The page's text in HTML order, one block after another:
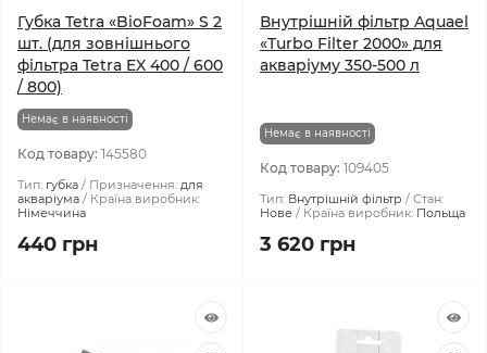
Губка Tetra «BioFoam» S 2
шт. (для зовнішнього
фільтра Tetra EX 400 / 600
/ 800)
Немає в наявності
Код товару: 145580
Тип: губка Призначення: для
акваріума
Країна виробник:
Німеччина
440 грн
Внутрішній фільтр Aquael
«Turbo Filter 2000» для
акваріуму 350-500 л
Немає в наявності
Код товару: 109405
Тип: Внутрішній фільтр
Стан:
Нове
Країна виробник: Польща
3 620 грн